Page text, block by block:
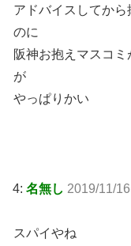
アドバイスしてか
のに
阪神お抱えマスコ
が
やっぱりかい
4: 名無し 2019/11/
スパイやね